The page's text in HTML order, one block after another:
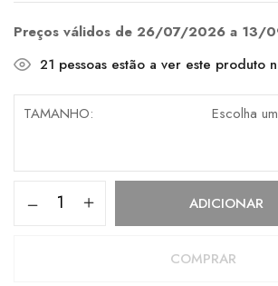
€135.90.€67.95.
Preços válidos de 26/07/2026 a 13/
21 pessoas estão a ver este produto
TAMANHO
Quantidade
ADICIONAR
COMPRAR